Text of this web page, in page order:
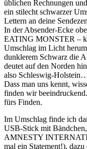
üblichen Rechnungen
ein stilecht schwarzer
Lettern an deine
In der Absender-Ecke
EATING MONSTER –
Umschlag im Licht
dunklerem Schwarz die
deutet auf den Norden
also Schleswig-
Dass man uns kennt,
finden wir
fürs Finden.
Im Umschlag finde ich
USB-Stick mit
AMNESTY
mal ein Statement!),